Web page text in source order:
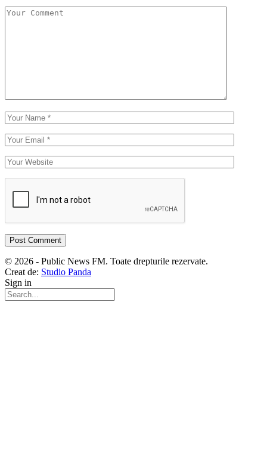
© 2026 - Public News FM. Toate drepturile rezervate.
Creat de: Studio Panda
Sign in